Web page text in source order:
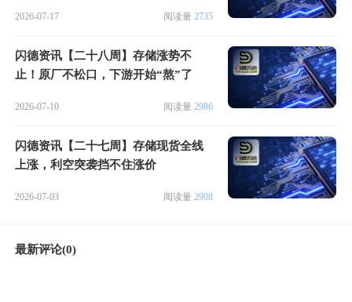
2026-07-17 阅读量 2735
闪德资讯【二十八周】存储涨势不
止！原厂不松口，下游开始“熬”了
2026-07-10 阅读量 2986
闪德资讯【二十七周】存储现货全线
上涨，利空突袭挡不住涨价
2026-07-03 阅读量 2908
最新评论(0)